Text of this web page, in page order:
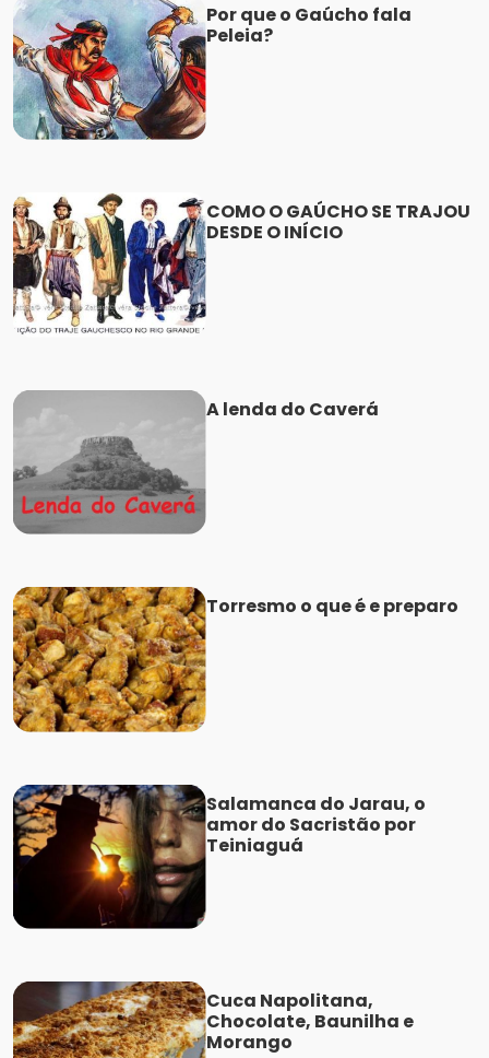
Por que o Gaúcho fala
Peleia?
COMO O GAÚCHO SE TRAJOU
DESDE O INÍCIO
A lenda do Caverá
Torresmo o que é e preparo
Salamanca do Jarau, o
amor do Sacristão por
Teiniaguá
Cuca Napolitana,
Chocolate, Baunilha e
Morango